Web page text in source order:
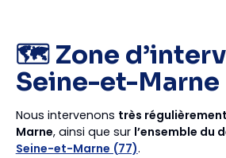
🗺️ Zone
Seine-et-Marne
Nous intervenons très
Marne, ainsi que sur l’ensemble du
Seine-et-Marne (77).